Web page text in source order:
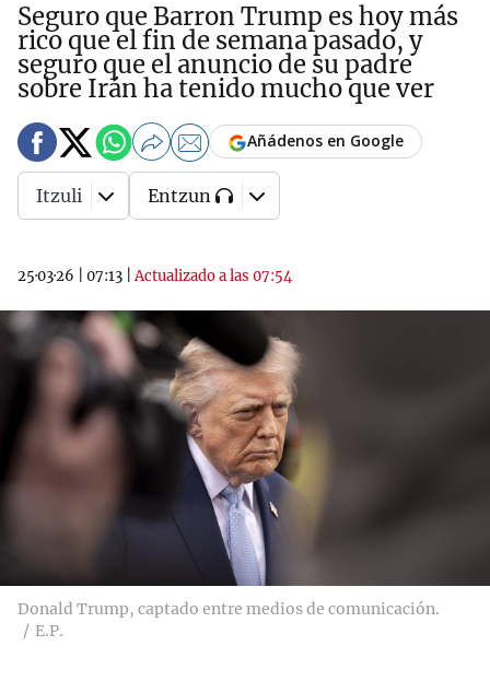
Seguro que Barron Trump es hoy más
rico que el fin de semana pasado, y
seguro que el anuncio de su padre
sobre Irán ha tenido mucho que ver
25·03·26 07:13 |Actualizado a las 07:54
Añádenos en Google
Itzuli Entzun
Donald Trump, captado entre medios de comunicación.
E.P.